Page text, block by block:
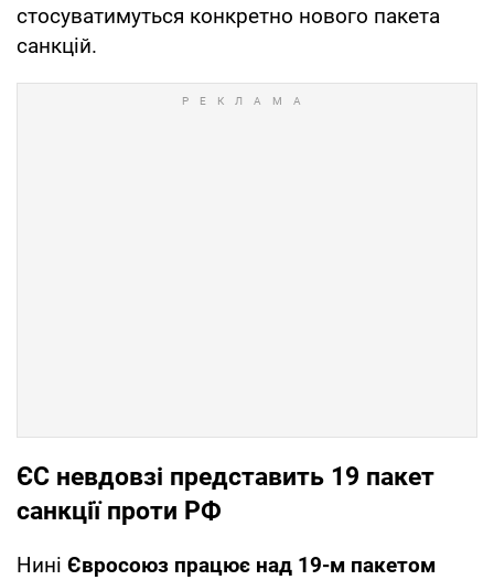
стосуватимуться конкретно нового пакета
санкцій.
ЄС невдовзі представить 19 пакет
санкції проти РФ
Нині Євросоюз працює над 19-м пакетом